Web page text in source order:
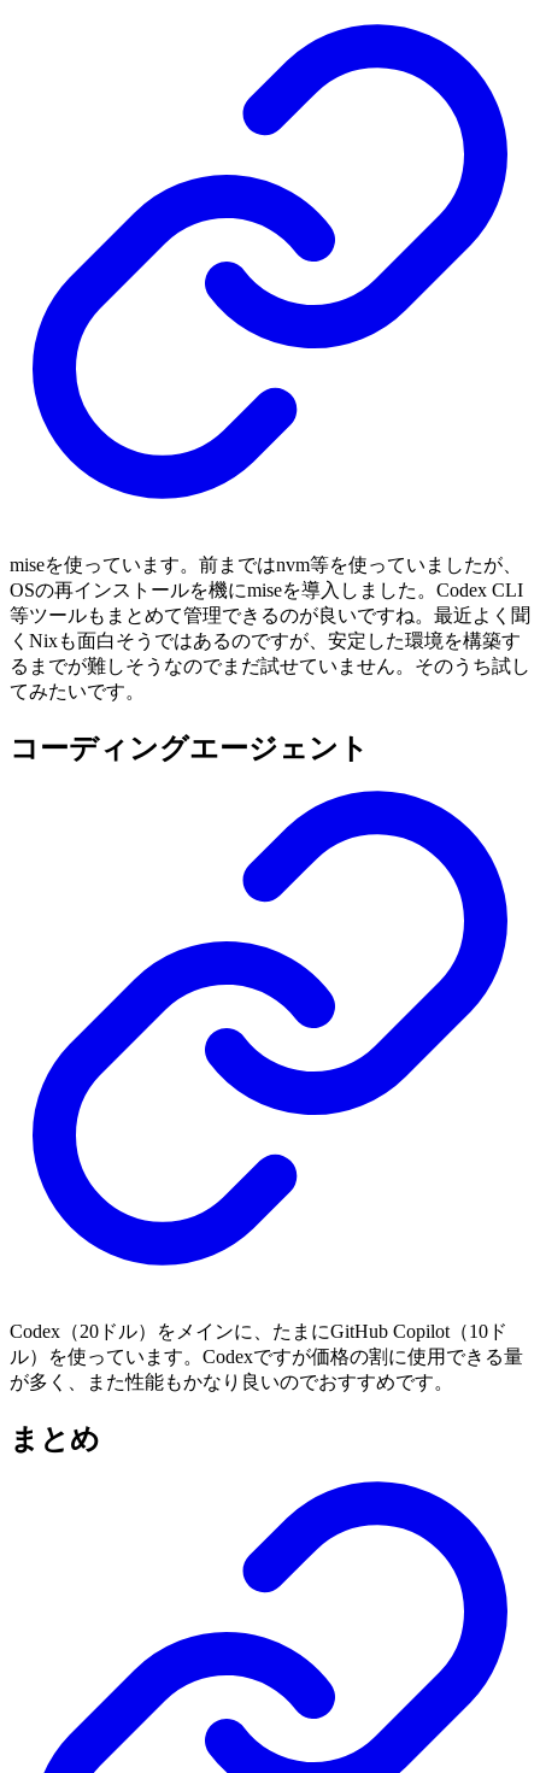
miseを使っています。前まではnvm等を使っていましたが、
OSの再インストールを機にmiseを導入しました。Codex CLI
等ツールもまとめて管理できるのが良いですね。最近よく聞
くNixも面白そうではあるのですが、安定した環境を構築す
るまでが難しそうなのでまだ試せていません。そのうち試し
てみたいです。
コーディングエージェント
Codex（20ドル）をメインに、たまにGitHub Copilot（10ド
ル）を使っています。Codexですが価格の割に使用できる量
が多く、また性能もかなり良いのでおすすめです。
まとめ